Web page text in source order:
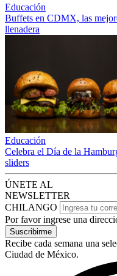
Educación
Buffets en CDMX, las
llenadera
Educación
Celebra el Día de la
sliders
ÚNETE AL
NEWSLETTER
CHILANGO
Por favor ingrese una
Suscribirme
Recibe cada semana una
Ciudad de México.